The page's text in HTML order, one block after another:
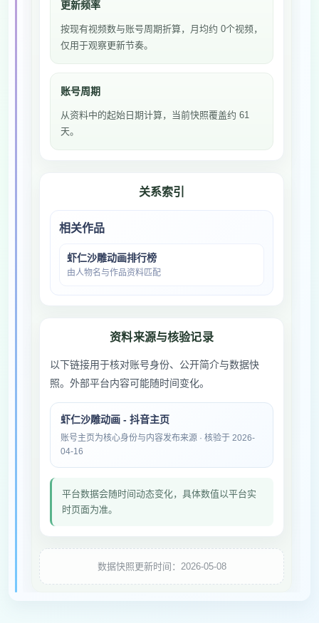
更新频率
按现有视频数与账号周期折算，月均约 0个视频，
仅用于观察更新节奏。
账号周期
从资料中的起始日期计算，当前快照覆盖约 61
天。
关系索引
相关作品
虾仁沙雕动画排行榜
由人物名与作品资料匹配
资料来源与核验记录
以下链接用于核对账号身份、公开简介与数据快
照。外部平台内容可能随时间变化。
虾仁沙雕动画 - 抖音主页
账号主页为核心身份与内容发布来源 · 核验于 2026-
04-16
平台数据会随时间动态变化，具体数值以平台实
时页面为准。
数据快照更新时间：2026-05-08